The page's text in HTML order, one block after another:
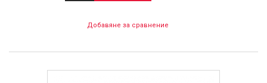
Добавяне за сравнение